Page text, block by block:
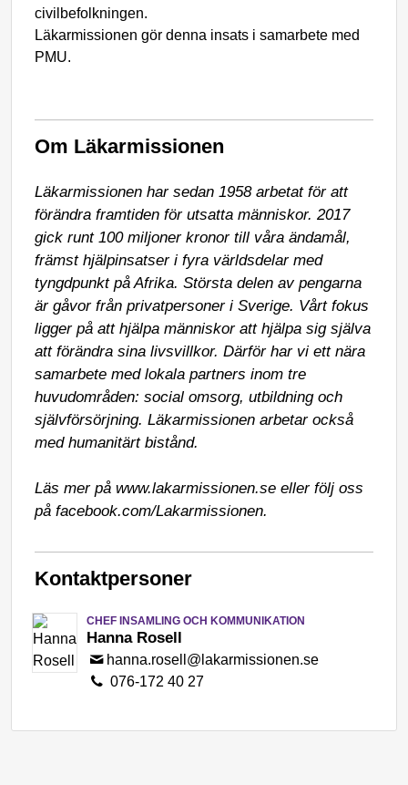
civilbefolkningen.
Läkarmissionen gör denna insats i samarbete med
PMU.
Om Läkarmissionen
Läkarmissionen har sedan 1958 arbetat för att
förändra framtiden för utsatta människor. 2017
gick runt 100 miljoner kronor till våra ändamål,
främst hjälpinsatser i fyra världsdelar med
tyngdpunkt på Afrika. Största delen av pengarna
är gåvor från privatpersoner i Sverige. Vårt fokus
ligger på att hjälpa människor att hjälpa sig själva
att förändra sina livsvillkor. Därför har vi ett nära
samarbete med lokala partners inom tre
huvudområden: social omsorg, utbildning och
självförsörjning. Läkarmissionen arbetar också
med humanitärt bistånd.
Läs mer på www.lakarmissionen.se eller följ oss
på facebook.com/Lakarmissionen.
Kontaktpersoner
CHEF INSAMLING OCH KOMMUNIKATION
Hanna Rosell
hanna.rosell@lakarmissionen.se
076-172 40 27